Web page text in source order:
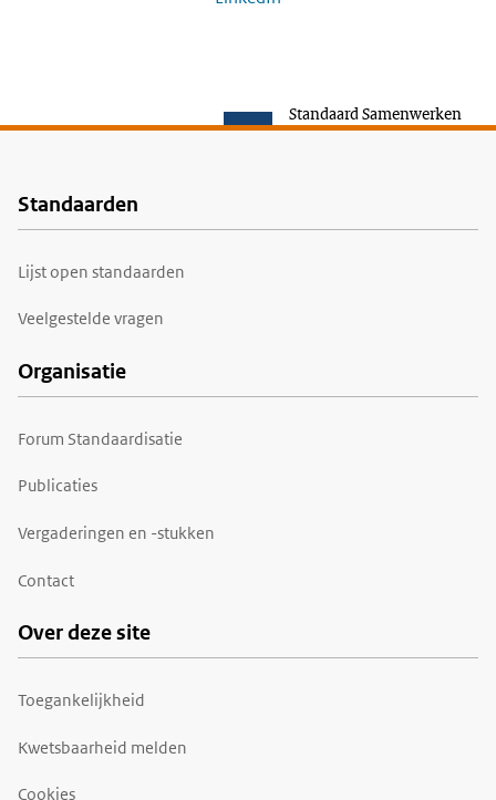
Standaard Samenwerken
Voet
Standaarden
Lijst open standaarden
Veelgestelde vragen
Organisatie
Forum Standaardisatie
Publicaties
Vergaderingen en -stukken
Contact
Over deze site
Toegankelijkheid
Kwetsbaarheid melden
Cookies